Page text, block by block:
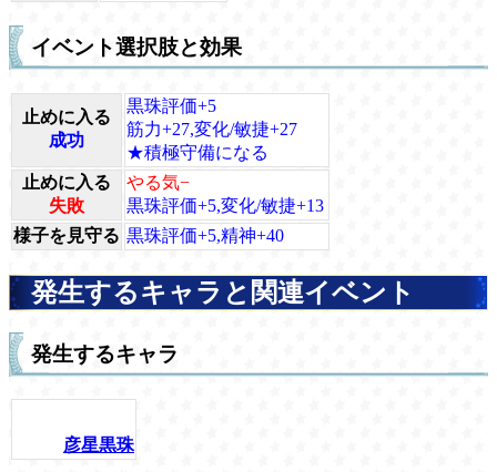
イベント選択肢と効果
止めに入る
成功
黒珠評価+5
筋力+27,変化/敏捷+27
★積極守備になる
止めに入る
失敗
やる気−
黒珠評価+5,変化/敏捷+13
様子を見守る 黒珠評価+5,精神+40
発生するキャラと関連イベント
発生するキャラ
彦星黒珠